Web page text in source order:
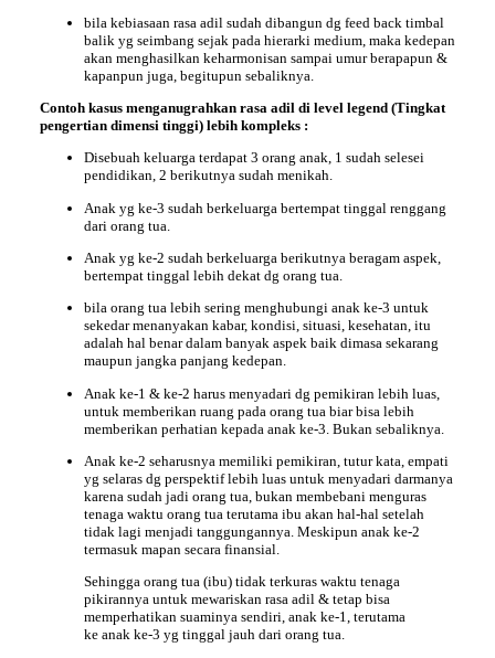
bila kebiasaan rasa adil sudah dibangun dg feed back timbal
balik yg seimbang sejak pada hierarki medium, maka kedepan
akan menghasilkan keharmonisan sampai umur berapapun &
kapanpun juga, begitupun sebaliknya.
Contoh kasus menganugrahkan rasa adil di level legend (Tingkat
pengertian dimensi tinggi) lebih kompleks :
Disebuah keluarga terdapat 3 orang anak, 1 sudah selesei
pendidikan, 2 berikutnya sudah menikah.
Anak yg ke-3 sudah berkeluarga bertempat tinggal renggang
dari orang tua.
Anak yg ke-2 sudah berkeluarga berikutnya beragam aspek,
bertempat tinggal lebih dekat dg orang tua.
bila orang tua lebih sering menghubungi anak ke-3 untuk
sekedar menanyakan kabar, kondisi, situasi, kesehatan, itu
adalah hal benar dalam banyak aspek baik dimasa sekarang
maupun jangka panjang kedepan.
Anak ke-1 & ke-2 harus menyadari dg pemikiran lebih luas,
untuk memberikan ruang pada orang tua biar bisa lebih
memberikan perhatian kepada anak ke-3. Bukan sebaliknya.
Anak ke-2 seharusnya memiliki pemikiran, tutur kata, empati
yg selaras dg perspektif lebih luas untuk menyadari darmanya
karena sudah jadi orang tua, bukan membebani menguras
tenaga waktu orang tua terutama ibu akan hal-hal setelah
tidak lagi menjadi tanggungannya. Meskipun anak ke-2
termasuk mapan secara finansial.
Sehingga orang tua (ibu) tidak terkuras waktu tenaga
pikirannya untuk mewariskan rasa adil & tetap bisa
memperhatikan suaminya sendiri, anak ke-1, terutama
ke anak ke-3 yg tinggal jauh dari orang tua.